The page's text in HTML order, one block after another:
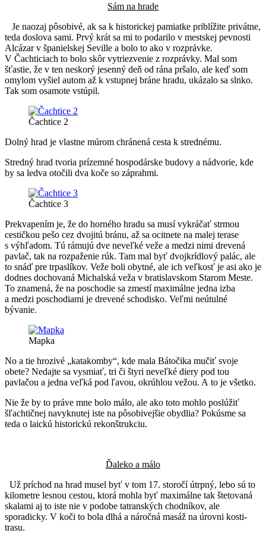
Sám na hrade
Je naozaj pôsobivé, ak sa k historickej pamiatke priblížite privátne,
teda doslova sami. Prvý krát sa mi to podarilo v mestskej pevnosti
Alcázar v španielskej Seville a bolo to ako v rozprávke.
V Čachticiach to bolo skôr vytriezvenie z rozprávky. Mal som
šťastie, že v ten neskorý jesenný deň od rána pršalo, ale keď som
omylom vyšiel autom až k vstupnej bráne hradu, ukázalo sa slnko.
Tak som osamote vstúpil.
Čachtice 2
Dolný hrad je vlastne múrom chránená cesta k strednému.
Stredný hrad tvoria prízemné hospodárske budovy a nádvorie, kde
by sa ledva otočili dva koče so záprahmi.
Čachtice 3
Prekvapením je, že do horného hradu sa musí vykráčať strmou
cestičkou pešo cez dvojitú bránu, až sa ocitnete na malej terase
s výhľadom. Tú rámujú dve neveľké veže a medzi nimi drevená
pavlač, tak na rozpaženie rúk. Tam mal byť dvojkrídlový palác, ale
to snáď pre trpaslíkov. Veže boli obytné, ale ich veľkosť je asi ako je
dodnes dochovaná Michalská veža v bratislavskom Starom Meste.
To znamená, že na poschodie sa zmestí maximálne jedna izba
a medzi poschodiami je drevené schodisko. Veľmi neútulné
bývanie.
Mapka
No a tie hrozivé „katakomby“, kde mala Bátočika mučiť svoje
obete? Nedajte sa vysmiať, tri či štyri neveľké diery pod tou
pavlačou a jedna veľká pod ľavou, okrúhlou vežou. A to je všetko.
Nie že by to práve mne bolo málo, ale ako toto mohlo poslúžiť
šľachtičnej navyknutej iste na pôsobivejšie obydlia? Pokúsme sa
teda o laickú historickú rekonštrukciu.
Ďaleko a málo
Už príchod na hrad musel byť v tom 17. storočí útrpný, lebo sú to
kilometre lesnou cestou, ktorá mohla byť maximálne tak štetovaná
skalami aj to iste nie v podobe tatranských chodníkov, ale
sporadicky. V koči to bola dlhá a náročná masáž na úrovni kosti-
trasu.